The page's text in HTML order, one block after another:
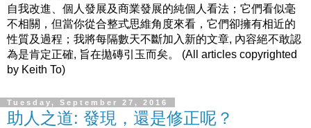
自我改進、個人發展及商業發展的純個人看法；它們看似毫
不相關，但當你從合整式思維角度來看，它們卻擁有相近的
性質及過程；我將每隔數天不斷加入新的文章, 內容絕不敢認
為是肯定正確, 旨在拋磚引玉而矣。 (All articles copyrighted
by Keith To)
Tuesday, September 27, 2016
助人之道: 發現，還是修正呢？